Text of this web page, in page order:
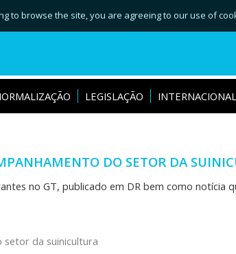
LEGISLAÇÃO
DO SETOR DA
no GT, publicado em DR bem como notícia
da suinicultura
to browse the site, you are agreeing to our use of